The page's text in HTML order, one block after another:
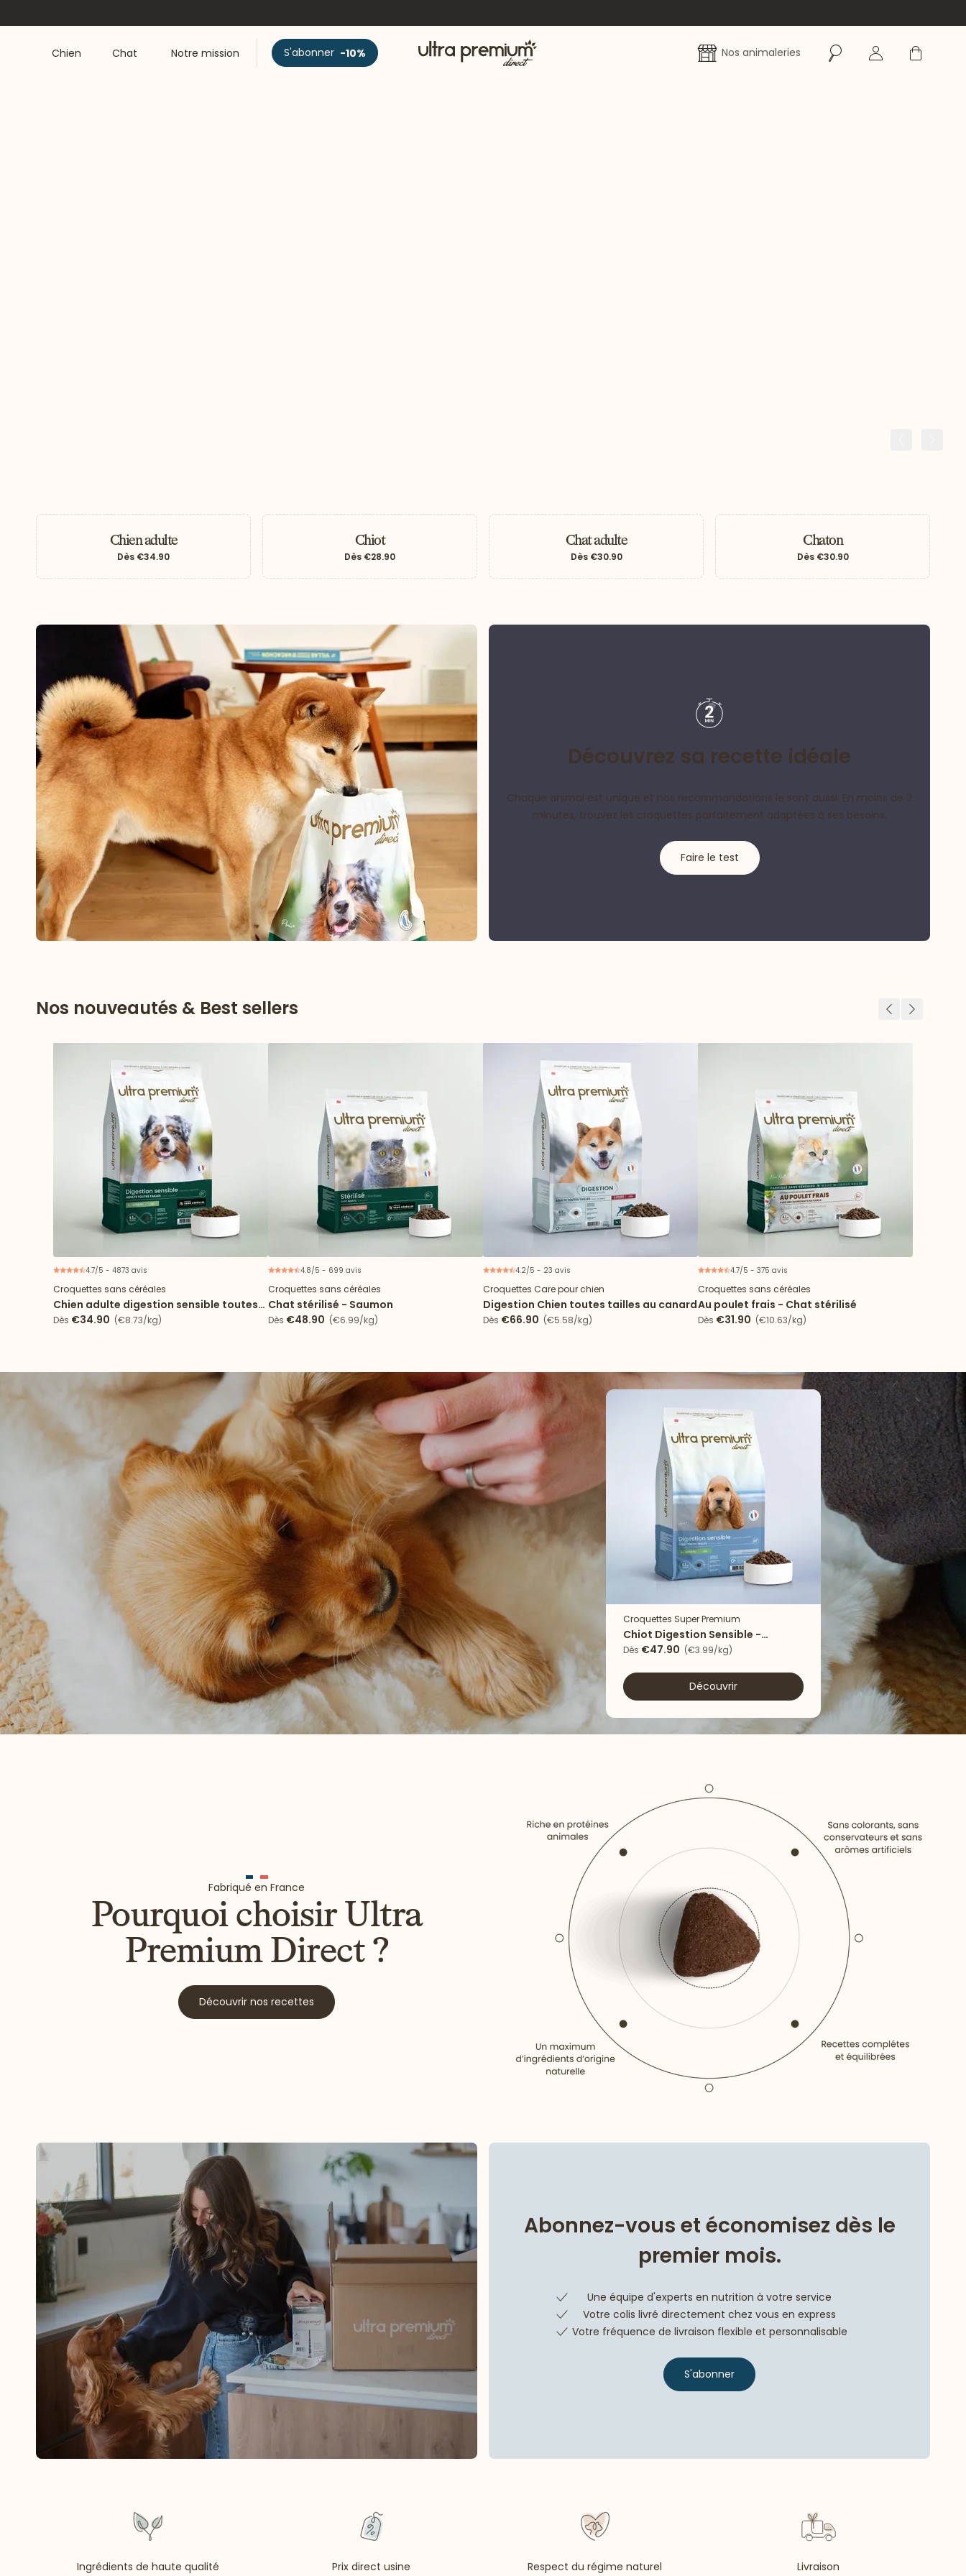
Chien Chat Notre mission S'abonner -10% Accueil Nos animaleries RechercherSe connecter
Panier
Chien adulte
Dès €34.90
Chiot
Dès €28.90
Chat adulte
Dès €30.90
Chaton
Dès €30.90
Découvrez sa recette idéale
Chaque animal est unique et nos recommandations le sont aussi. En moins de 2
minutes, trouvez les croquettes parfaitement adaptées à ses besoins.
Faire le test
Nos nouveautés & Best sellers Précédent
Suivant
4.7/5 - 4873 avis
Croquettes sans céréales
Chien adulte digestion sensible toutes
tailles
Dès €34.90 (€8.73/kg)
4.8/5 - 699 avis
Croquettes sans céréales
Chat stérilisé - Saumon
Dès €48.90 (€6.99/kg)
4.2/5 - 23 avis
Croquettes Care pour chien
Digestion Chien toutes tailles au canard
Dès €66.90 (€5.58/kg)
4.7/5 - 375 avis
Croquettes sans céréales
Au poulet frais - Chat stérilisé
Dès €31.90 (€10.63/kg)
Croquettes Super Premium
Chiot Digestion Sensible -
Agneau & riz
Dès €47.90 (€3.99/kg)
Découvrir
Fabriqué en France
Pourquoi choisir Ultra
Premium Direct ?
Découvrir nos recettes
Abonnez-vous et économisez dès le
premier mois.
Une équipe d'experts en nutrition à votre service
Votre colis livré directement chez vous en express
Votre fréquence de livraison flexible et personnalisable
S'abonner
Ingrédients de haute qualité Prix direct usine Respect du régime naturel Livraison